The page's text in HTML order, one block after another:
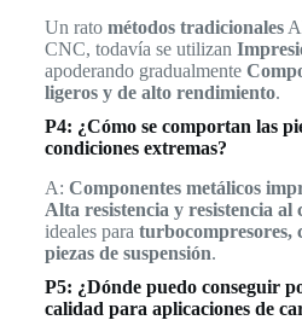
Un rato métodos tradicionales
CNC, todavía se utilizan
apoderando gradualmente
ligeros y de alto rendimiento.
P4: ¿Cómo se comportan las
condiciones extremas?
A: Componentes metálicos
Alta resistencia y resistencia al
ideales para turbocompresores,
piezas de suspensión.
P5: ¿Dónde puedo conseguir
calidad para aplicaciones de